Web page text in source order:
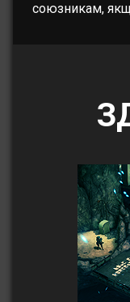
союзникам,